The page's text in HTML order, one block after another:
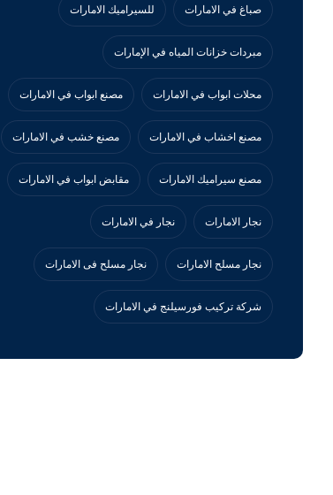
صباغ في الامارات للسيراميك الامارات
مبردات خزانات المياه في الإمارات
محلات ابواب في الامارات مصنع ابواب في الامارات
مصنع اخشاب في الامارات مصنع خشب في الامارات
مصنع سيراميك الامارات مقابض ابواب في الامارات
نجار الامارات نجار في الامارات
نجار مسلح الامارات نجار مسلح فى الامارات
‏شركة تركيب فورسيلنج في الامارات